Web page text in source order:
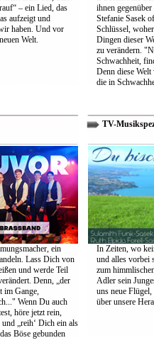
– ein Lied, das
aufzeigt und
haben. Und vor
Welt.
ihnen
Stefanie Sasek
Schlüssel,
Dingen dieser
zu verändern.
Schwachheit,
Denn diese Welt
die in
ein
Lass Dich von
und werde Teil
Denn, „der
im Gange,
Wenn Du auch
höre jetzt rein,
„reih‘ Dich ein als
Böse gebunden
TV-
In Zeiten, wo
und alles vorbei
zum
Adler sein
uns neue
über unsere